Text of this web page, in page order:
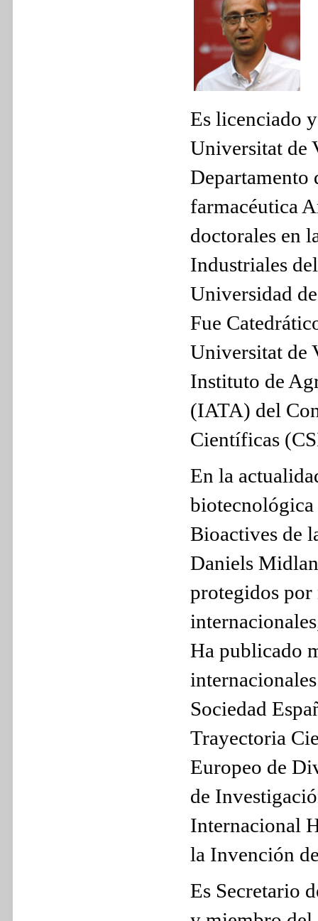
Es licenciado
Universitat de
Departamento
farmacéutica
doctorales en
Industriales
Universidad
Fue
Universitat de
Instituto de
(IATA) del
Científicas
En la
Bioactives de
Daniels
protegidos por
Ha publicado
Sociedad
Trayectoria
Europeo de
de
Internacional
la Invención
Es Secretario